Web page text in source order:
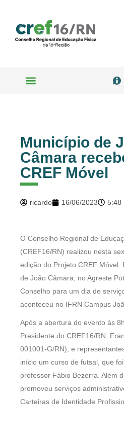
Município de
Câmara
CREF Móvel
ricardo 16/06/2023 5:48
O Conselho Regional de
(CREF16/RN) realizou nesta
edição do Projeto CREF Móvel.
de João Câmara, no Agreste
Conselho para um dia de
aconteceu no IFRN Campus
Após a abertura do evento às
Presidente do CREF16/RN,
001001-G/RN), e
início um curso de futsal, que
professor Fábio Bezerra. Além
promoveu serviços
Carteiras de Identidade